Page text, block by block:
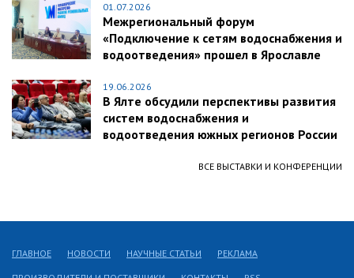
01.07.2026
Межрегиональный форум
«Подключение к сетям водоснабжения и
водоотведения» прошел в Ярославле
19.06.2026
В Ялте обсудили перспективы развития
систем водоснабжения и
водоотведения южных регионов России
ВСЕ ВЫСТАВКИ И КОНФЕРЕНЦИИ
ГЛАВНОЕ НОВОСТИ НАУЧНЫЕ СТАТЬИ РЕКЛАМА